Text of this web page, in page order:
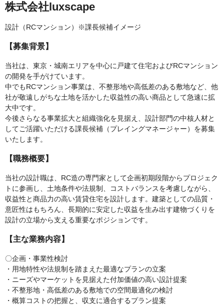
株式会社luxscape
設計（RCマンション）※課長候補イメージ
【募集背景】
当社は、東京・城南エリアを中心に戸建て住宅およびRCマンション
の開発を手がけています。
中でもRCマンション事業は、不整形地や高低差のある敷地など、他
社が敬遠しがちな土地を活かした収益性の高い商品として急速に拡
大中です。
今後さらなる事業拡大と組織強化を見据え、設計部門の中核人材と
してご活躍いただける課長候補（プレイングマネージャー）を募集
いたします。
【職務概要】
当社の設計職は、RC造の専門家として企画初期段階からプロジェク
トに参画し、土地条件や法規制、コストバランスを考慮しながら、
収益性と商品力の高い賃貸住宅を設計します。建築としての品質・
意匠性はもちろん、長期的に安定した収益を生み出す建物づくりを
設計の立場から支える重要なポジションです。
【主な業務内容】
〇企画・事業性検討
・用地特性や法規制を踏まえた最適なプランの立案
・ニーズやマーケットを見据えた付加価値の高い設計提案
・不整形地・高低差のある敷地での空間最適化の検討
・概算コストの把握と、収支に適合するプラン提案